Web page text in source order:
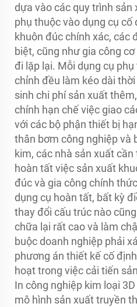
dựa vào các quy trình sản
phụ thuộc vào dụng cụ cố
khuôn đúc chính xác, các
biệt, cũng như gia công
đi lặp lại. Mỗi dụng cụ
chỉnh đều làm kéo dài
sinh chi phí sản xuất
chính hạn chế việc giao
với các bộ phận thiết bị
thân bơm công nghiệp và
kim, các nhà sản xuất
hoàn tất việc sản xuất
đúc và gia công chính
dụng cụ hoàn tất, bất kỳ
thay đổi cấu trúc nào
chữa lại rất cao và làm
buộc doanh nghiệp phải
phương án thiết kế cố
hoạt trong việc cải tiến
In công nghiệp kim loại
mô hình sản xuất truyền